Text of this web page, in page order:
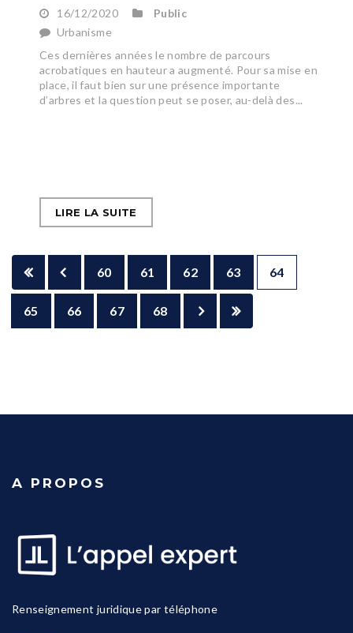
16/12/2020
Public
Urbanisme
Ces dernières années le nombre de parcours
acrobatiques en hauteur a augmenté. Pour sa mise en
place, il faut bien sur une présence importante
d’arbres et la question peut se poser, au-delà des...
LIRE LA SUITE
60 61 62 63 64
65 66 67 68
A PROPOS
Renseignement juridique par téléphone